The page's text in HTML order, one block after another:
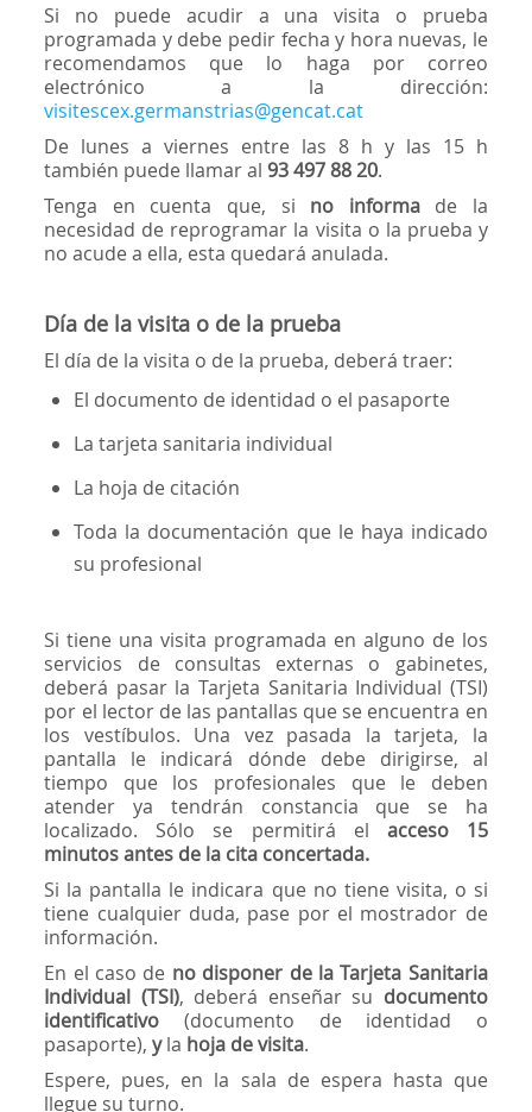
Si no puede acudir a una visita o prueba
programada y debe pedir fecha y hora nuevas, le
recomendamos que lo haga por correo
electrónico a la dirección:
visitescex.germanstrias@gencat.cat
De lunes a viernes entre las 8 h y las 15 h
también puede llamar al93 497 88 20.
Tenga en cuenta que, si no informade la
necesidad de reprogramar la visita o la prueba y
no acude a ella, esta quedará anulada.
Día de la visita o de la prueba
El día de la visita o de la prueba, deberá traer:
El documento de identidad o el pasaporte
La tarjeta sanitaria individual
La hoja de citación
Toda la documentación que le haya indicado
su profesional
Si tiene una visita programada en alguno de los
servicios de consultas externas o gabinetes,
deberá pasar la Tarjeta Sanitaria Individual (TSI)
por el lector de las pantallas que se encuentra en
los vestíbulos. Una vez pasada la tarjeta, la
pantalla le indicará dónde debe dirigirse, al
tiempo que los profesionales que le deben
atender ya tendrán constancia que se ha
localizado. Sólo se permitirá el acceso 15
minutos antes de la cita concertada.
Si la pantalla le indicara que no tiene visita, o si
tiene cualquier duda, pase por el mostrador de
información.
En el caso de no disponer de la Tarjeta Sanitaria
Individual (TSI), deberá enseñar su documento
identificativo (documento de identidad o
pasaporte),yla hoja de visita.
Espere, pues, en la sala de espera hasta que
llegue su turno.